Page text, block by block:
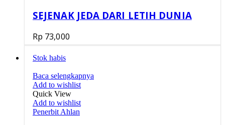
SEJENAK JEDA DARI LETIH DUNIA
Rp 73,000
Stok habis
Baca selengkapnya
Add to wishlist
Quick View
Add to wishlist
Penerbit Ahlan